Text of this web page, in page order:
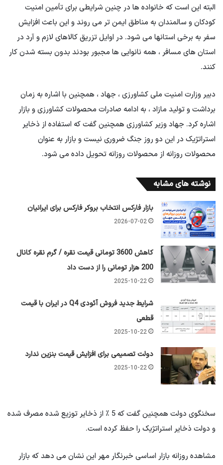
البته این است که خانواده ها در چنین شرایطی برای تأمین امنیت
کودکان و سالمندان به مناطق ایمن تر می روند و این باعث افزایش
سفر به برخی استانها می شود. در اوایل تزریق کالاهای لازم و آرد در
استان های مسافر ، همه نانوایی ها مجبور بودند بدون بسته شدن کار
کنند.
دبیر وزارت امنیت ملی کشاورزی ، جهاد ، همچنین با اشاره به زمان
برداشت و تولید مازاد ، به ادامه صادرات محصولات کشاورزی و بازار
اشاره کرد. جهاد وزیر کشاورزی همچنین گفت که استفاده از ذخایر
استراتژیک در این دو روز جنگ ضروری نیست و بازار به عنوان
محصولات روزانه از محصولات روزانه تحویل داده می شود.
نوشته های مشابه
بازار فارکس انتخاب بروکر فارکس برای ایرانیان
2026-07-02
کاهش 3600 تومانی قیمت نقره / گرم نقره کانال
200 هزار تومانی را از دست داد
2025-10-22
شرایط جدید فروش آئودی Q4 در ایران با قیمت
قطعی
2025-10-22
دولت تصمیمی برای افزایش قیمت بنزین ندارد
2025-10-22
سخنگوی دولت همچنین گفت که 5 ٪ از ذخایر توزیع شده مصرف شده
و دولت ذخایر استراتژیک را حفظ کرده است.
مشاهده روزانه بازار اساسی خبرنگار مهر این نشان می دهد که بازار